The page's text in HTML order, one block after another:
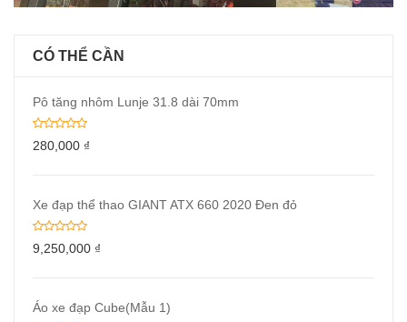
CÓ THỂ CẦN
Pô tăng nhôm Lunje 31.8 dài 70mm
280,000 ₫
Xe đạp thể thao GIANT ATX 660 2020 Đen đỏ
9,250,000 ₫
Áo xe đạp Cube(Mẫu 1)